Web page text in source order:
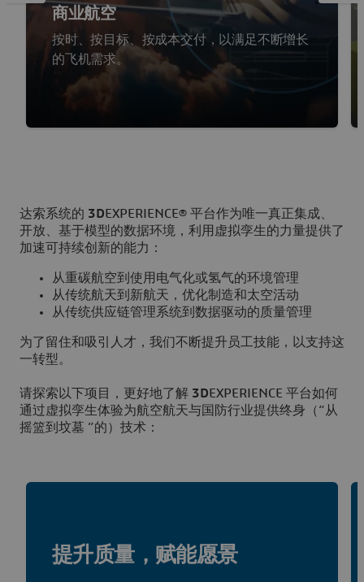
商业航空
按时、按目标、按成本交付，以满足不断增长
的飞机需求。
达索系统的 3DEXPERIENCE® 平台作为唯一真正集成、
开放、基于模型的数据环境，利用虚拟孪生的力量提供了
加速可持续创新的能力：
从重碳航空到使用电气化或氢气的环境管理
从传统航天到新航天，优化制造和太空活动
从传统供应链管理系统到数据驱动的质量管理
为了留住和吸引人才，我们不断提升员工技能，以支持这
一转型。
请探索以下项目，更好地了解 3DEXPERIENCE 平台如何
通过虚拟孪生体验为航空航天与国防行业提供终身（“从
摇篮到坟墓 ”的）技术：
提升质量，赋能愿景